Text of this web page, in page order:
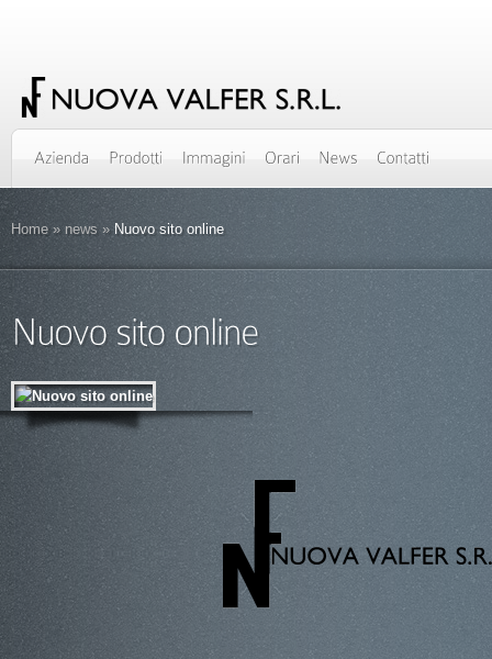
Home » news »Nuovo sito online